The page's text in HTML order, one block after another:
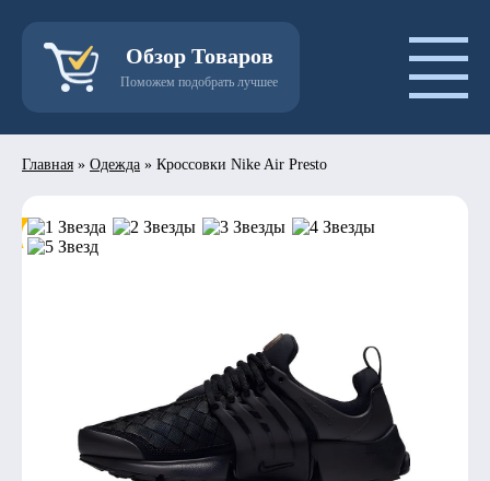
Обзор Товаров
Поможем подобрать лучшее
Главная » Одежда » Кроссовки Nike Air Presto
- 50%